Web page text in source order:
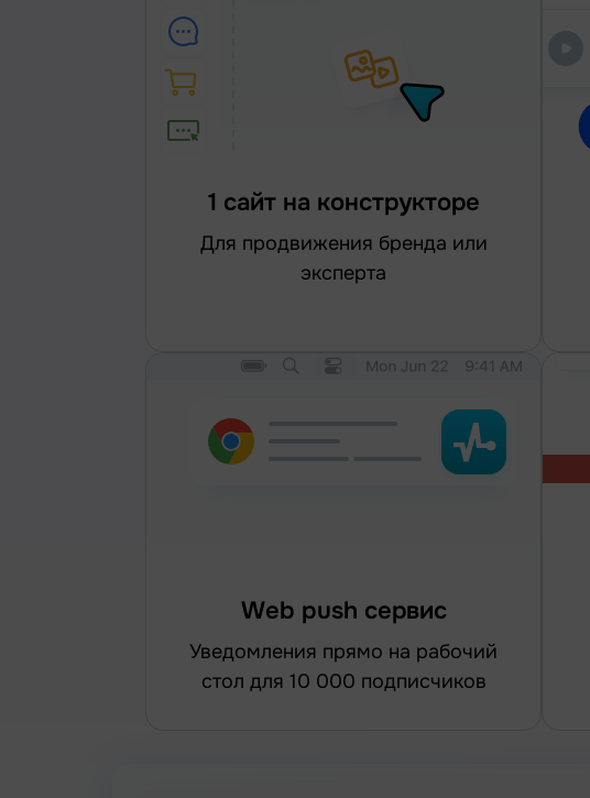
1 сайт на конструкторе
для продвижения бренда или
эксперта
Web push сервис
уведомления прямо на рабочий
стол для 10 000 подписчиков